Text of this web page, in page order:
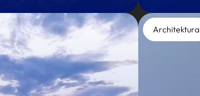
Architektura